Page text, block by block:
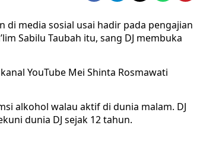
di media sosial usai hadir pada pengajian
Sabilu Taubah itu, sang DJ membuka
YouTube Mei Shinta Rosmawati
alkohol walau aktif di dunia malam. DJ
dunia DJ sejak 12 tahun.